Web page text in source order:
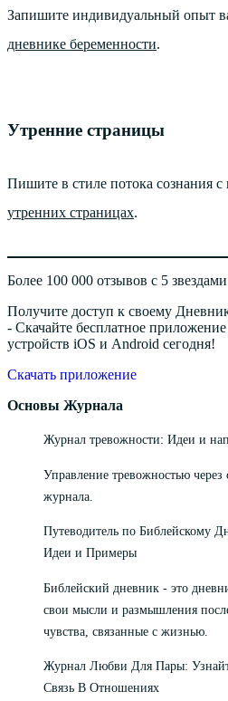
Запишите индивидуальный опыт
дневнике беременности.
Утренние страницы
Пишите в стиле потока сознания
утренних страницах.
Более 100 000 отзывов с 5 звездами
Получите доступ к своему
- Скачайте бесплатное
устройств iOS и Android сегодня!
Скачать приложение
Основы Журнала
Журнал тревожности: Идеи и
Управление тревожностью через
журнала.
Путеводитель по Библейскому
Идеи и Примеры
Библейский дневник - это
свои мысли и размышления
чувства, связанные с жизнью.
Журнал Любви Для Пары:
Связь В Отношениях